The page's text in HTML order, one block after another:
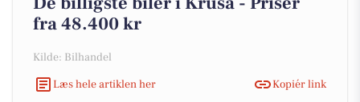
fra 48.400 kr
Kilde: Bilhandel
Læs hele artiklen her
Kopiér link